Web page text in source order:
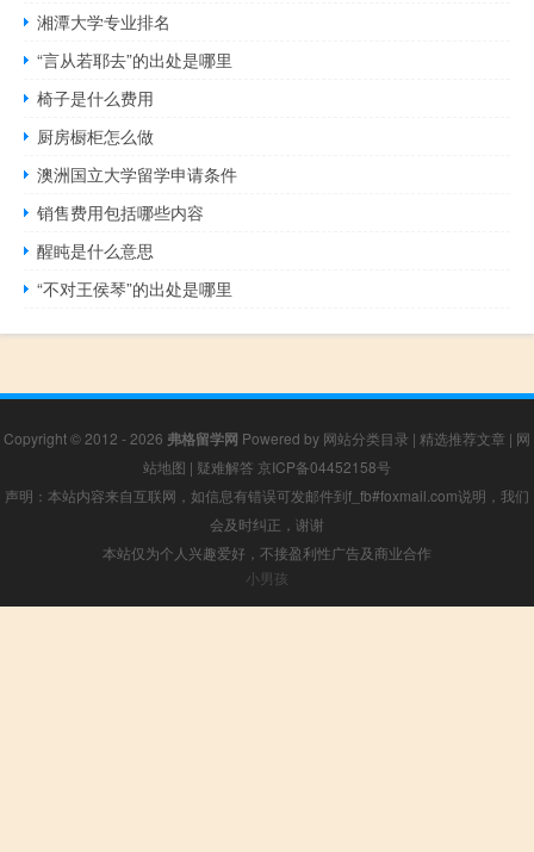
湘潭大学专业排名
“言从若耶去”的出处是哪里
椅子是什么费用
厨房橱柜怎么做
澳洲国立大学留学申请条件
销售费用包括哪些内容
醒盹是什么意思
“不对王侯琴”的出处是哪里
Copyright © 2012 - 2026 弗格留学网 Powered by 网站分类目录 | 精选推荐文章 | 网
站地图 | 疑难解答 京ICP备04452158号
声明：本站内容来自互联网，如信息有错误可发邮件到f_fb#foxmail.com说明，我们
会及时纠正，谢谢
本站仅为个人兴趣爱好，不接盈利性广告及商业合作
小男孩